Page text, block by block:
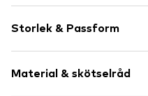
Stort huvudfack
Justerbara remmar
Sidofickor
Storlek & Passform
Material & skötselråd